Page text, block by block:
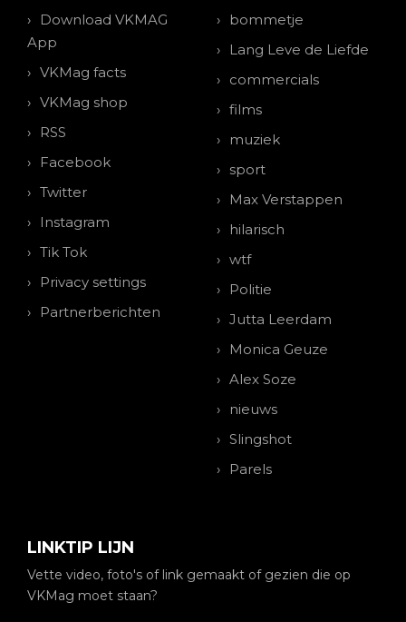
Download VKMAG
App
VKMag facts
VKMag shop
RSS
Facebook
Twitter
Instagram
Tik Tok
Privacy settings
Partnerberichten
bommetje
Lang Leve de Liefde
commercials
films
muziek
sport
Max Verstappen
hilarisch
wtf
Politie
Jutta Leerdam
Monica Geuze
Alex Soze
nieuws
Slingshot
Parels
LINKTIP LIJN
Vette video, foto's of link gemaakt of gezien die op
VKMag moet staan?